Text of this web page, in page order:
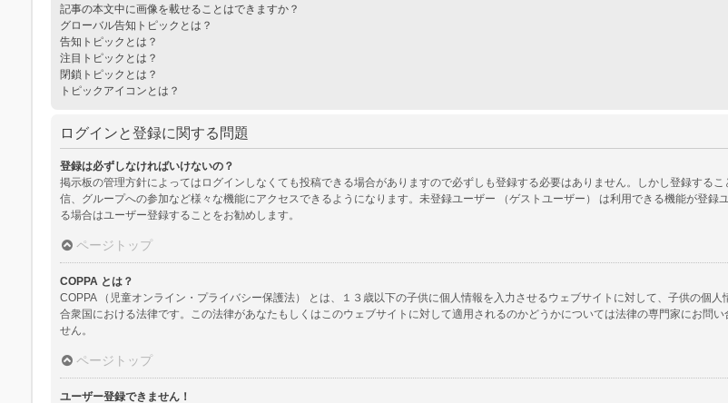
記事の本文中に画像を載せることはできますか？
グローバル告知トピックとは？
告知トピックとは？
注目トピックとは？
閉鎖トピックとは？
トピックアイコンとは？
ログインと登録に関する問題
登録は必ずしなければいけないの？
掲示板の管理方針によってはログインしなくても投稿できる場合がありますので必ずしも登録する必要はありません。しかし登録する
信、グループへの参加など様々な機能にアクセスできるようになります。未登録ユーザー （ゲストユーザー） は利用できる機能が登
る場合はユーザー登録することをお勧めします。
ページトップ
COPPA とは？
COPPA （児童オンライン・プライバシー保護法） とは、１３歳以下の子供に個人情報を入力させるウェブサイトに対して、子供の個
合衆国における法律です。この法律があなたもしくはこのウェブサイトに対して適用されるのかどうかについては法律の専門家にお問
せん。
ページトップ
ユーザー登録できません！